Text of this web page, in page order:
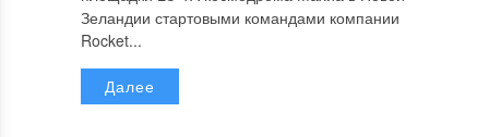
Зеландии стартовыми командами компании
Rocket...
Далее